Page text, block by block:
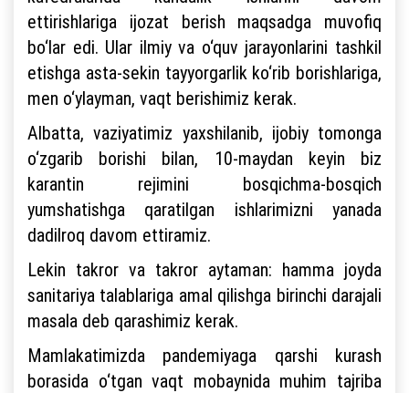
ettirishlariga ijozat berish maqsadga muvofiq
bo‘lar edi. Ular ilmiy va o‘quv jarayonlarini tashkil
etishga asta-sekin tayyorgarlik ko‘rib borishlariga,
men o‘ylayman, vaqt berishimiz kerak.
Albatta, vaziyatimiz yaxshilanib, ijobiy tomonga
o‘zgarib borishi bilan, 10-maydan keyin biz
karantin rejimini bosqichma-bosqich
yumshatishga qaratilgan ishlarimizni yanada
dadilroq davom ettiramiz.
Lekin takror va takror aytaman: hamma joyda
sanitariya talablariga amal qilishga birinchi darajali
masala deb qarashimiz kerak.
Mamlakatimizda pandemiyaga qarshi kurash
borasida o‘tgan vaqt mobaynida muhim tajriba